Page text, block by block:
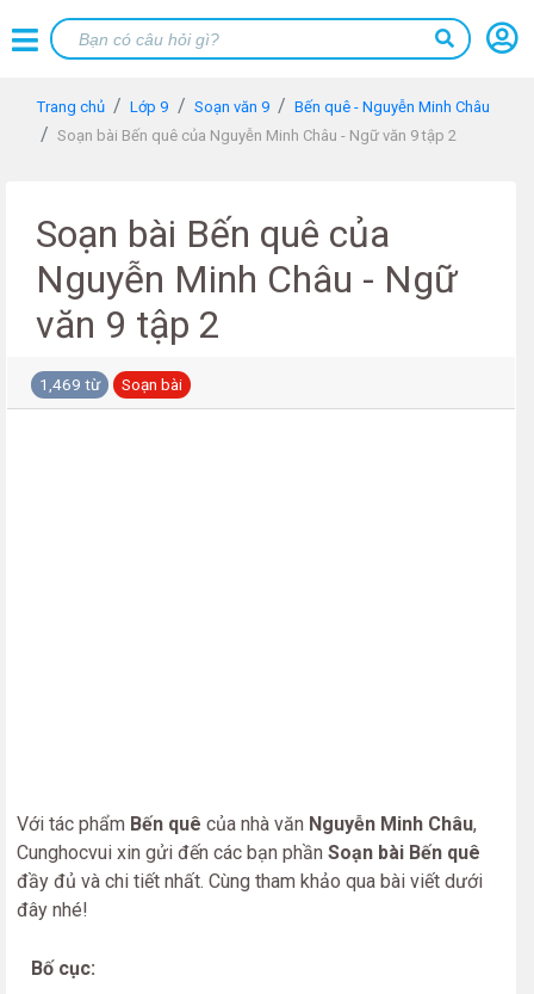
Trang chủ Lớp 9 Soạn văn 9
Bến quê - Nguyễn Minh Châu
Soạn bài Bến quê của Nguyễn Minh Châu - Ngữ văn 9 tập 2
Soạn bài Bến quê của
Nguyễn Minh Châu - Ngữ
văn 9 tập 2
1,469 từ Soạn bài
Với tác phẩm Bến quê của nhà văn Nguyễn Minh Châu,
Cunghocvui xin gửi đến các bạn phần Soạn bài Bến quê
đầy đủ và chi tiết nhất. Cùng tham khảo qua bài viết dưới
đây nhé!
Bố cục: